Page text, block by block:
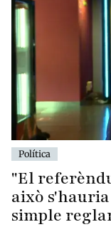
Política
"El
això
simple